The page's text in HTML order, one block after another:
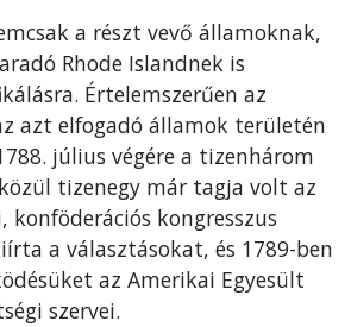
a részt vevő államoknak,
Rhode Islandnek is
Értelemszerűen az
azt elfogadó államok területén
július végére a tizenhárom
tizenegy már tagja volt az
konföderációs kongresszus
a választásokat, és 1789-ben
az Amerikai Egyesült
szervei.